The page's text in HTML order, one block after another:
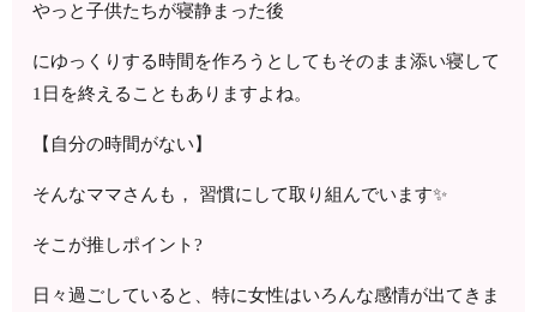
やっと子供たちが寝静まった後
にゆっくりする時間を作ろうとしてもそのまま添い寝して
1日を終えることもありますよね。
【自分の時間がない】
そんなママさんも， 習慣にして取り組んでいます✨
そこが推しポイント?
日々過ごしていると、特に女性はいろんな感情が出てきま